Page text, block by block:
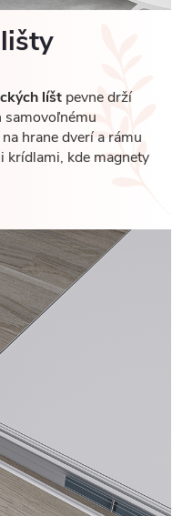
líšt pevne drží
samovoľnému
hrane dverí a rámu
krídlami, kde magnety